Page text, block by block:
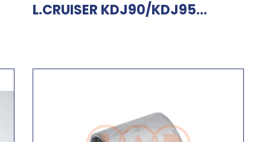
L.CRUISER KDJ90/KDJ95...